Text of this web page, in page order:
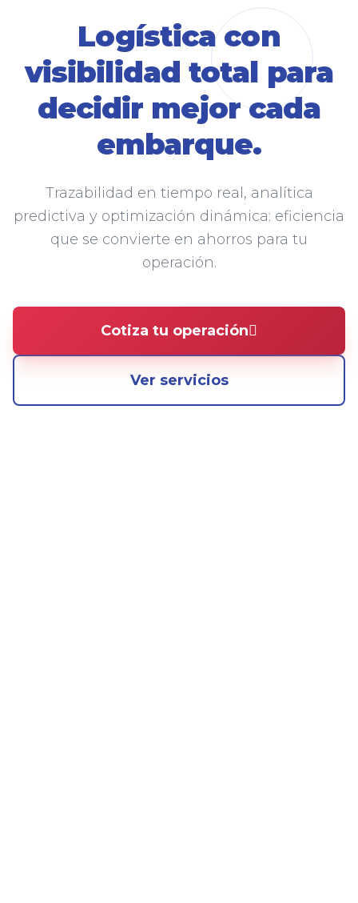
Logística con
visibilidad total para
decidir mejor cada
embarque.
Trazabilidad en tiempo real, analítica
predictiva y optimización dinámica: eficiencia
que se convierte en ahorros para tu
operación.
Cotiza tu operación
Ver servicios